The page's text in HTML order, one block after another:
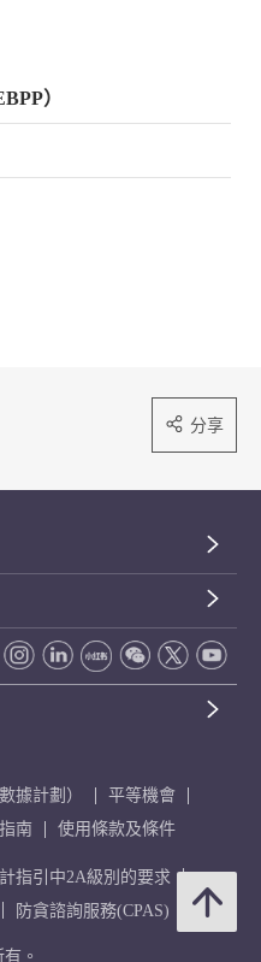
）
分享
據計劃）
平等機會
南 使用條款及條件
指引中2A級別的要求
防貪諮詢服務(CPAS)
。